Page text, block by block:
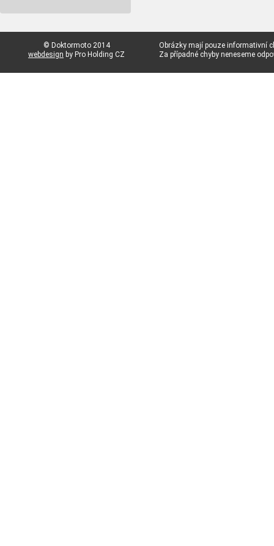
© Doktormoto 2014
webdesign by Pro Holding CZ
Obrázky mají pouze informativní
Za případné chyby neneseme